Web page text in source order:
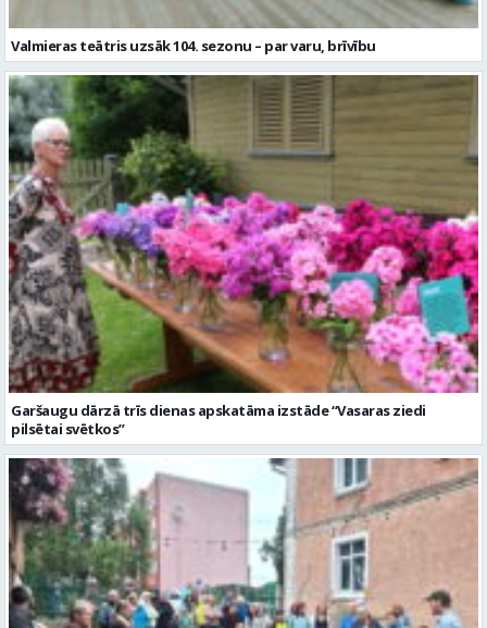
Garšaugu dārzā trīs dienas apskatāma izstāde “Vasaras ziedi
pilsētai svētkos”